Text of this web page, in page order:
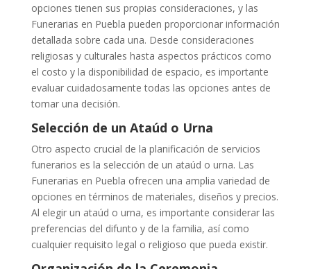
opciones tienen sus propias consideraciones, y las
Funerarias en Puebla pueden proporcionar información
detallada sobre cada una. Desde consideraciones
religiosas y culturales hasta aspectos prácticos como
el costo y la disponibilidad de espacio, es importante
evaluar cuidadosamente todas las opciones antes de
tomar una decisión.
Selección de un Ataúd o Urna
Otro aspecto crucial de la planificación de servicios
funerarios es la selección de un ataúd o urna. Las
Funerarias en Puebla ofrecen una amplia variedad de
opciones en términos de materiales, diseños y precios.
Al elegir un ataúd o urna, es importante considerar las
preferencias del difunto y de la familia, así como
cualquier requisito legal o religioso que pueda existir.